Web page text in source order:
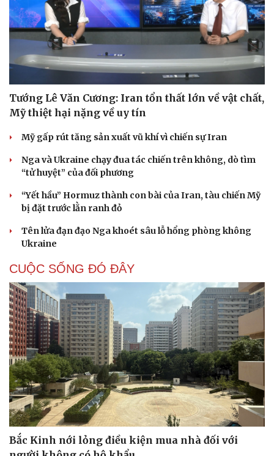
Cải chính
Tướng Lê Văn Cương: Iran tổn thất lớn về vật chất,
Mỹ thiệt hại nặng về uy tín
Mỹ gấp rút tăng sản xuất vũ khí vì chiến sự Iran
Nga và Ukraine chạy đua tác chiến trên không, dò tìm
“tử huyệt” của đối phương
“Yết hầu” Hormuz thành con bài của Iran, tàu chiến Mỹ
bị đặt trước lằn ranh đỏ
Tên lửa đạn đạo Nga khoét sâu lỗ hổng phòng không
Ukraine
CUỘC SỐNG ĐÓ ĐÂY
Bắc Kinh nới lỏng điều kiện mua nhà đối với